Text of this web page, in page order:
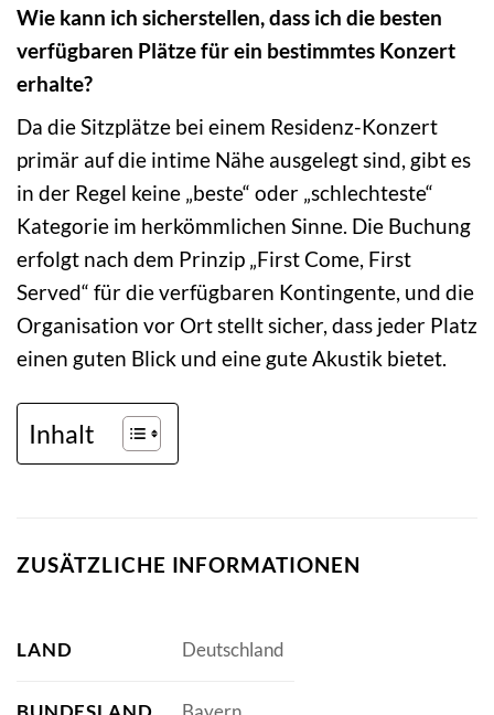
Wie kann ich sicherstellen, dass ich die besten
verfügbaren Plätze für ein bestimmtes Konzert
erhalte?
Da die Sitzplätze bei einem Residenz-Konzert
primär auf die intime Nähe ausgelegt sind, gibt es
in der Regel keine „beste“ oder „schlechteste“
Kategorie im herkömmlichen Sinne. Die Buchung
erfolgt nach dem Prinzip „First Come, First
Served“ für die verfügbaren Kontingente, und die
Organisation vor Ort stellt sicher, dass jeder Platz
einen guten Blick und eine gute Akustik bietet.
Inhalt
ZUSÄTZLICHE INFORMATIONEN
LAND Deutschland